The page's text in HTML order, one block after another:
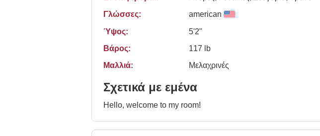
Γλώσσες:
american
Ύψος:
5'2"
Βάρος:
117 lb
Μαλλιά:
Μελαχρινές
Σχετικά με εμένα
Hello, welcome to my room!